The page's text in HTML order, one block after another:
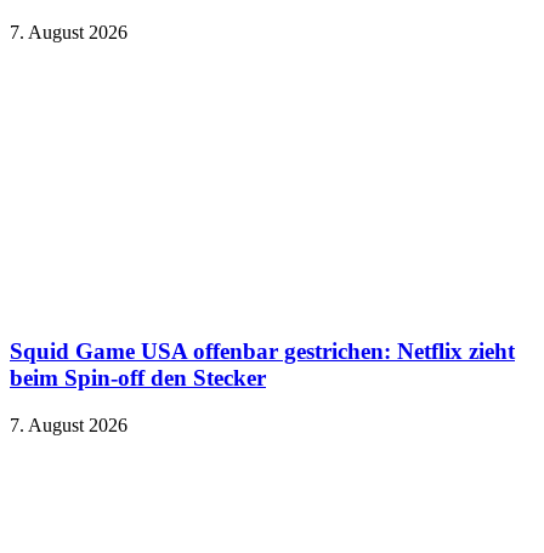
7. August 2026
Squid Game USA offenbar gestrichen: Netflix zieht
beim Spin-off den Stecker
7. August 2026